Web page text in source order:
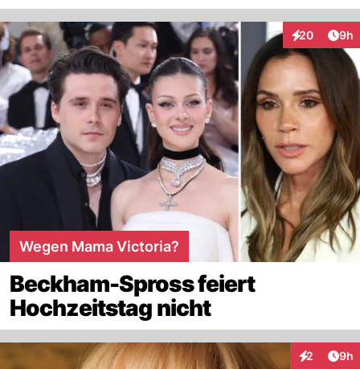
20
Interaktionen
9h
Wegen Mama Victoria?
Beckham-Spross feiert
Hochzeitstag nicht
2 9h